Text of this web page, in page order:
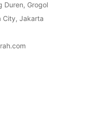
Duren, Grogol
City, Jakarta